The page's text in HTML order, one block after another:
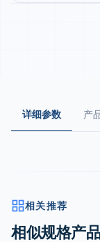
详细参数 产
相关推荐
相似规格产